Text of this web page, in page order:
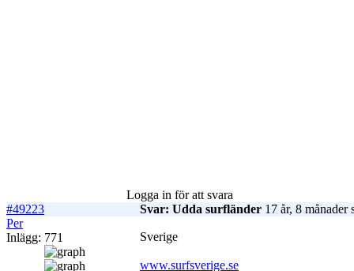
Logga in för att svara
#49223
Svar: Udda surfländer 17 år, 8 månader
Per
Inlägg: 771
Sverige
www.surfsverige.se